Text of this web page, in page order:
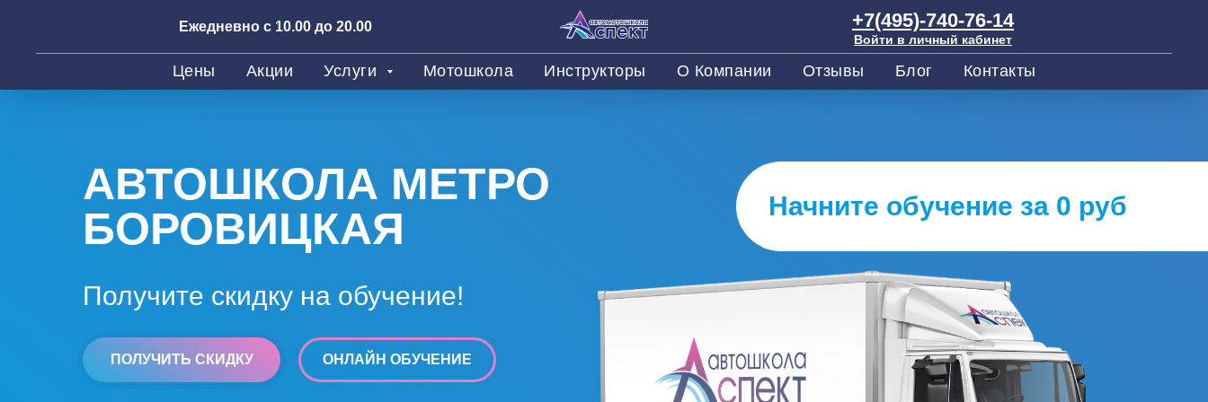
Ежедневно с 10.00 до 20.00 +7(495)-740-76-14
Войти в личный кабинет
Цены Акции Услуги Мотошкола Инструкторы О Компании Отзывы Блог Контакты
ПОЛУЧИТЬ СКИДКУ
АВТОШКОЛА МЕТРО
БОРОВИЦКАЯ
Начните обучение за 0 руб
Получите скидку на обучение!
ОНЛАЙН ОБУЧЕНИЕ